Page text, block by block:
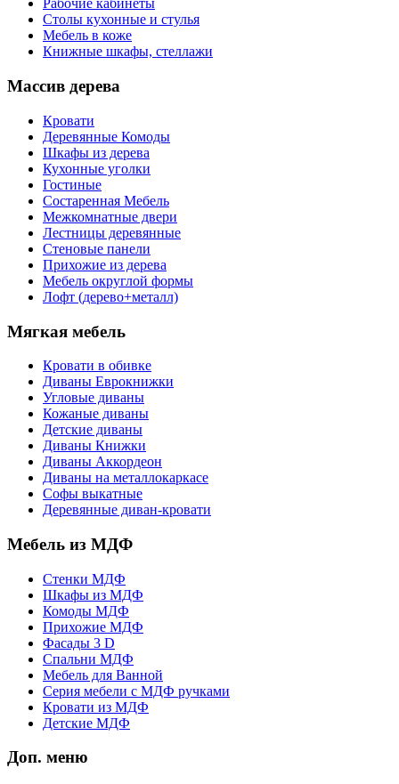
Рабочие кабинеты
Столы кухонные и стулья
Мебель в коже
Книжные шкафы, стеллажи
Массив дерева
Кровати
Деревянные Комоды
Шкафы из дерева
Кухонные уголки
Гостиные
Состаренная Мебель
Межкомнатные двери
Лестницы деревянные
Стеновые панели
Прихожие из дерева
Мебель округлой формы
Лофт (дерево+металл)
Мягкая мебель
Кровати в обивке
Диваны Еврокнижки
Угловые диваны
Кожаные диваны
Детские диваны
Диваны Книжки
Диваны Аккордеон
Диваны на металлокаркасе
Софы выкатные
Деревянные диван-кровати
Мебель из МДФ
Стенки МДФ
Шкафы из МДФ
Комоды МДФ
Прихожие МДФ
Фасады 3 D
Спальни МДФ
Мебель для Ванной
Серия мебели с МДФ ручками
Кровати из МДФ
Детские МДФ
Доп. меню